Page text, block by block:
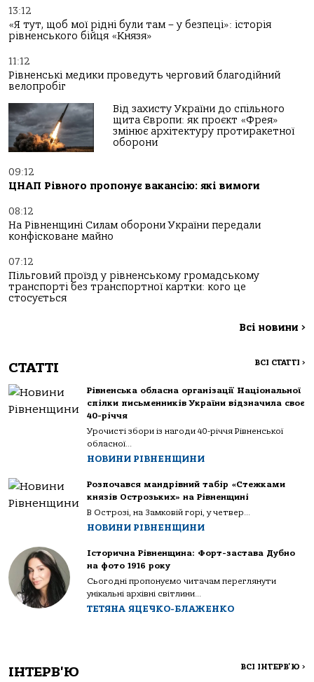
13:12
«Я тут, щоб мої рідні були там – у безпеці»: історія
рівненського бійця «Князя»
11:12
Рівненські медики проведуть черговий благодійний
велопробіг
Від захисту України до спільного
щита Європи: як проєкт «Фрея»
змінює архітектуру протиракетної
оборони
09:12
ЦНАП Рівного пропонує вакансію: які вимоги
08:12
На Рівненщині Силам оборони України передали
конфісковане майно
07:12
Пільговий проїзд у рівненському громадському
транспорті без транспортної картки: кого це
стосується
Всі новини >
СТАТТІ ВСІ СТАТТІ >
Рівненська обласна організації Національної
спілки письменників України відзначила своє
40-річчя
Урочисті збори із нагоди 40-річчя Рівненської
обласної...
НОВИНИ РІВНЕНЩИНИ
Розпочався мандрівний табір «Стежками
князів Острозьких» на Рівненщині
В Острозі, на Замковій горі, у четвер...
НОВИНИ РІВНЕНЩИНИ
Історична Рівненщина: Форт-застава Дубно
на фото 1916 року
Сьогодні пропонуємо читачам переглянути
унікальні архівні світлини...
ТЕТЯНА ЯЦЕЧКО-БЛАЖЕНКО
ІНТЕРВ'Ю ВСІ ІНТЕРВ'Ю >